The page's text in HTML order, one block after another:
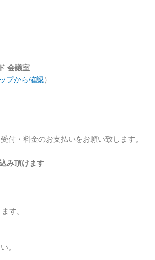
会議室
プから確認）
付・料金のお支払いをお願い致します。
み頂けます
す。
。